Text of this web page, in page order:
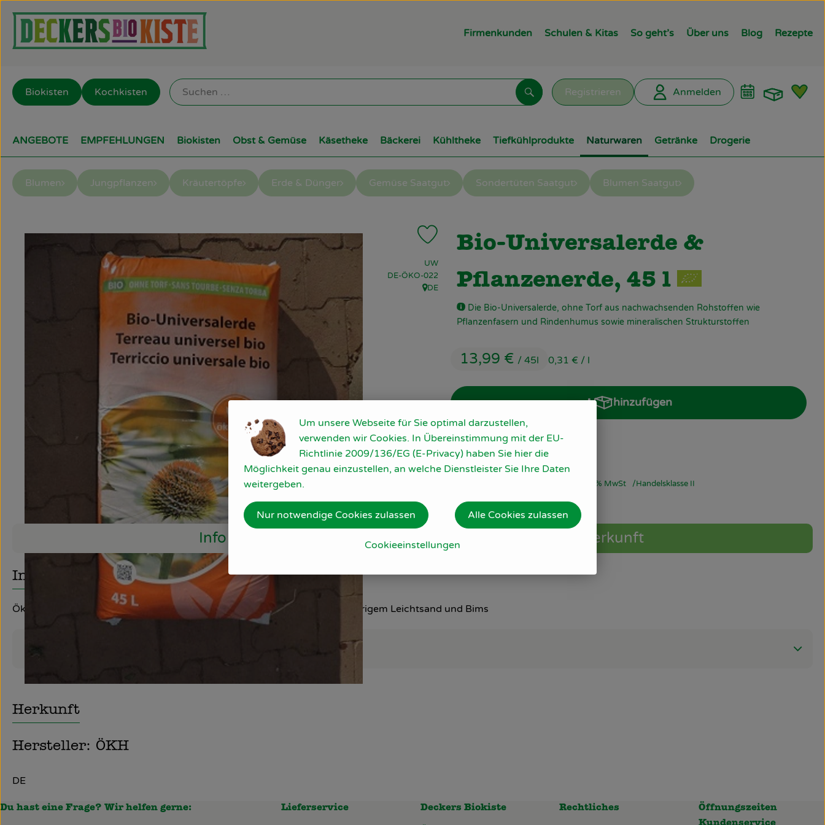
Firmenkunden Schulen & Kitas So geht’s Über uns Blog Rezepte
Registrieren Anmelden
Suchen
Biokisten Kochkisten
ANGEBOTE EMPFEHLUNGEN Biokisten Obst & Gemüse Käsetheke Bäckerei Kühltheke Tiefkühlprodukte Naturwaren Getränke Drogerie
Blumen Jungpflanzen Kräutertöpfe Erde & Dünger Gemüse Saatgut Sondertüten Saatgut Blumen Saatgut
Bio-Universalerde &
Pflanzenerde, 45 l
Die Bio-Universalerde, ohne Torf aus nachwachsenden Rohstoffen wie
Pflanzenfasern und Rindenhumus sowie mineralischen Strukturstoffen
13,99 € / 45l 0,31 € / l
Produkt zu Favouriten hinzufügen
, Verband:
UW
, Kontrollstelle:
DE-ÖKO-022
, Herkunft:
DE
hinzufügen
Produkt zum Warenkorb hinzufügen
45l
7% MwSt Handelsklasse II
Info Herkunft
Info
Ökohum Bio-Universalerde: Rindenkompost, Cocopeat, Holzfaser, offenporigem Leichtsand und Bims
Herkunft
Hersteller: ÖKH
DE
Du hast eine Frage? Wir helfen gerne: Lieferservice Deckers Biokiste Rechtliches
Öffnungszeiten
Um unsere Webseite für Sie optimal darzustellen,
verwenden wir Cookies. In Übereinstimmung mit der EU-
Richtlinie 2009/136/EG (E-Privacy) haben Sie hier die
Möglichkeit genau einzustellen, an welche Dienstleister Sie Ihre Daten
weitergeben.
Cookieeinstellungen
Nur notwendige Cookies zulassen Alle Cookies zulassen